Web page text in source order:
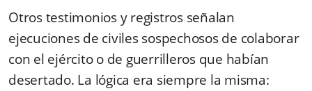
Otros testimonios y registros señalan
ejecuciones de civiles sospechosos de colaborar
con el ejército o de guerrilleros que habían
desertado. La lógica era siempre la misma: